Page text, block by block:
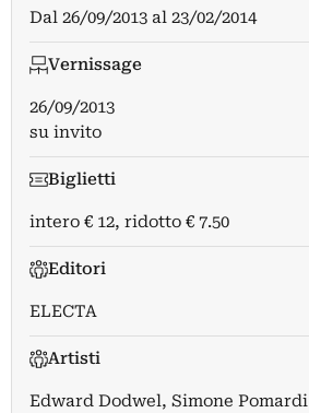
Dal 26/09/2013 al 23/02/2014
Vernissage
26/09/2013
su invito
Biglietti
intero € 12, ridotto € 7.50
Editori
ELECTA
Artisti
Edward Dodwel, Simone Pomardi